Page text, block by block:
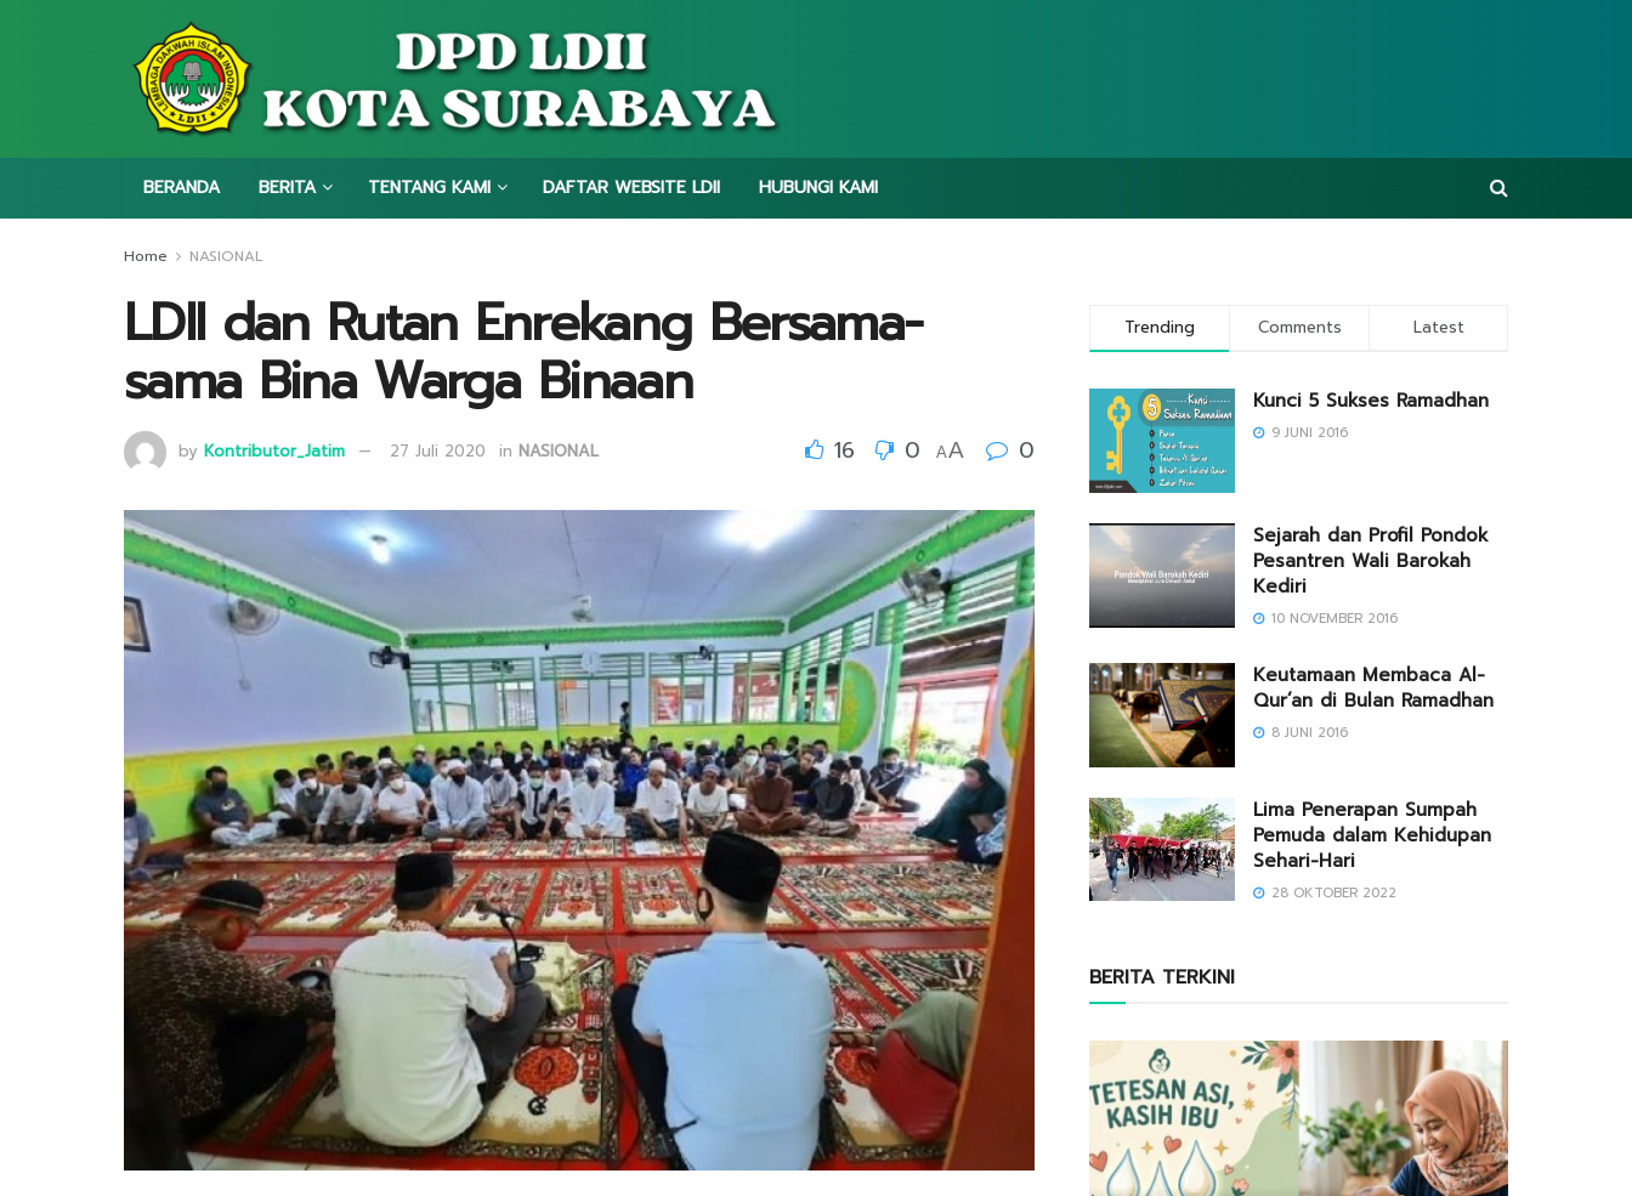
BERANDA BERITA TENTANG KAMI DAFTAR WEBSITE LDII HUBUNGI KAMI
Home NASIONAL
LDII dan Rutan Enrekang Bersama-
sama Bina Warga Binaan
by Kontributor_Jatim 27 Juli 2020 in NASIONAL 16 0 AA 0
Trending Comments Latest
Kunci 5 Sukses Ramadhan
9 JUNI 2016
Sejarah dan Profil Pondok
Pesantren Wali Barokah
Kediri
10 NOVEMBER 2016
Keutamaan Membaca Al-
Qur’an di Bulan Ramadhan
8 JUNI 2016
Lima Penerapan Sumpah
Pemuda dalam Kehidupan
Sehari-Hari
28 OKTOBER 2022
BERITA TERKINI